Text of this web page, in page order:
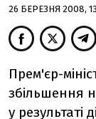
26 БЕРЕЗНЯ 2008,
Прем'єр-
збільшення
у результаті